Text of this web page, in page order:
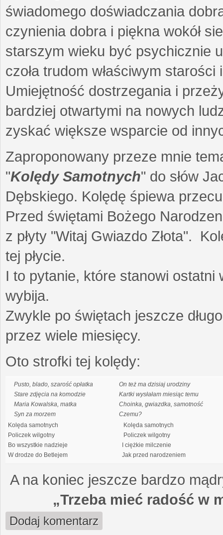
świadomego doświadczania
czynienia dobra i piękna wokół
starszym wieku być psychicznie
czoła trudom właściwym
Umiejętność dostrzegania i
bardziej otwartymi na nowych
zyskać większe wsparcie od
Zaproponowany przeze mnie
"Kolędy Samotnych" do słów
Dębskiego. Kolędę śpiewa
Przed świętami Bożego
z płyty "Witaj Gwiazdo Złota".
tej płycie.
I to pytanie, które stanowi
wybija.
Zwykle po świętach jeszcze
przez wiele miesięcy.
Oto strofki tej kolędy:
Pusto, blado, szarość opłatka
Stare zdjęcia na komodzie
Maria Kowalska, matka
Syn za morzem
Kolęda samotnych
Policzek wilgotny
Bo wszystkie nadzieje
W drodze do Betlejem
On też ma dzisiaj urodziny
Kartki wysłałam miesiąc temu
Choinka, gwiazdka, samotność
Czemu?
Kolęda samotnych
Policzek wilgotny
I ciężkie milczenie
Jak przed narodzeniem
A na koniec jeszcze bardzo
„Trzeba mieć radość w
Dodaj komentarz